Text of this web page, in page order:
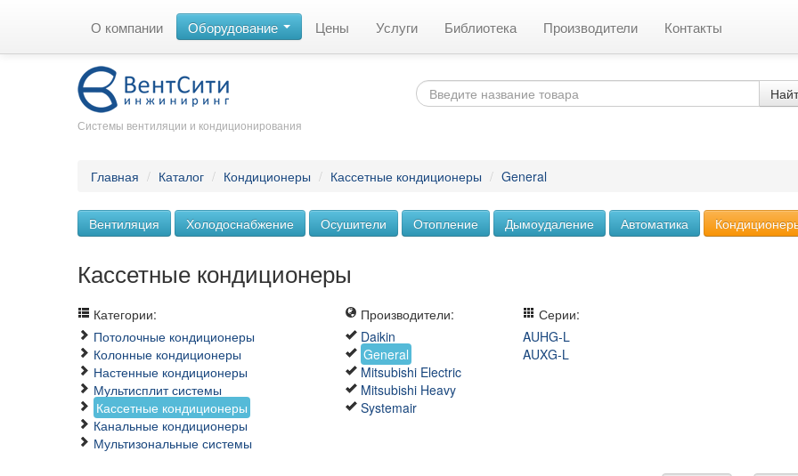
О компании Оборудование Цены Услуги Библиотека Производители Контакты
Системы вентиляции и кондиционирования
Главная / Каталог / Кондиционеры / Кассетные кондиционеры / General
Вентиляция Холодоснабжение Осушители Отопление Дымоудаление Автоматика
Кассетные кондиционеры
Категории:
Потолочные кондиционеры
Колонные кондиционеры
Настенные кондиционеры
Мультисплит системы
Кассетные кондиционеры
Канальные кондиционеры
Мультизональные системы
Производители:
Daikin
General
Mitsubishi Electric
Mitsubishi Heavy
Systemair
Серии:
AUHG-L
AUXG-L